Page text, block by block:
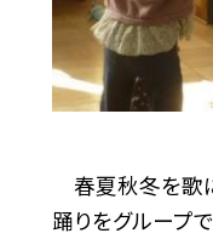
春夏秋冬を歌
踊りをグループ